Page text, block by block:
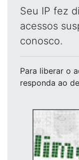
Seu IP fez
acessos
conosco.
Para liberar o
responda ao